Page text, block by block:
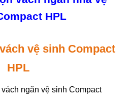
HPL
vệ sinh Compact
HPL
ngăn vệ sinh Compact